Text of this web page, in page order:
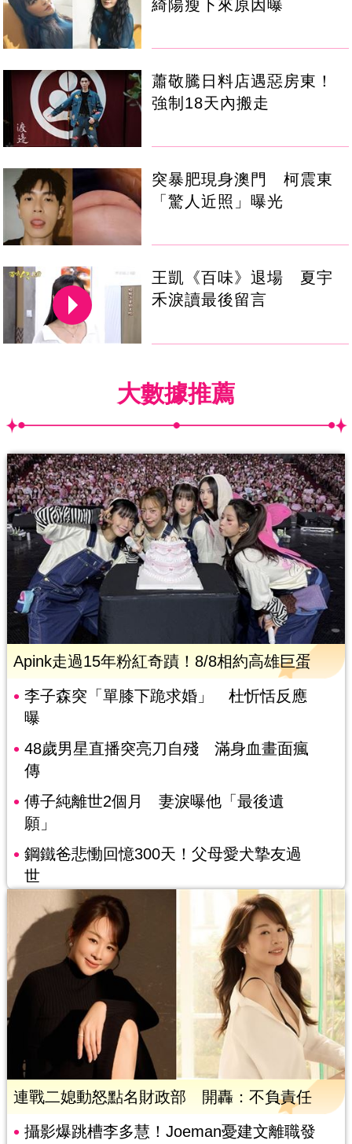
綺陽瘦下來原因曝
蕭敬騰日料店遇惡房東！
強制18天內搬走
突暴肥現身澳門 柯震東
「驚人近照」曝光
王凱《百味》退場 夏宇
禾淚讀最後留言
大數據推薦
Apink走過15年粉紅奇蹟！8/8相約高雄巨蛋
李子森突「單膝下跪求婚」 杜忻恬反應
曝
48歲男星直播突亮刀自殘 滿身血畫面瘋
傳
傅子純離世2個月 妻淚曝他「最後遺
願」
鋼鐵爸悲慟回憶300天！父母愛犬摯友過
世
連戰二媳動怒點名財政部 開轟：不負責任
攝影爆跳槽李多慧！Joeman憂建文離職發